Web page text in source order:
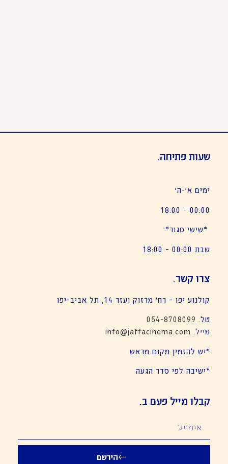
שעות פתיחה.
ימים א׳-ה׳
00:00 – 18:00
*שישי סגור*
שבת 00:00 – 18:00
צרו קשר.
קולנוע יפו – רח׳ מרזוק ועזר 14, תל אביב-יפו
טל. 054-8708099
מייל. info@jaffacinema.com
*יש להזמין מקום מראש
*ישיבה לפי סדר הגעה
קבלו מייל פעם ב.
הירשם